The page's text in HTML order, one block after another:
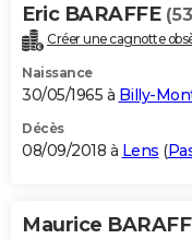
Eric BARAFFE
Créer une cagnotte
Naissance
30/05/1965 à Billy-
Décès
08/09/2018 à Lens (
Maurice